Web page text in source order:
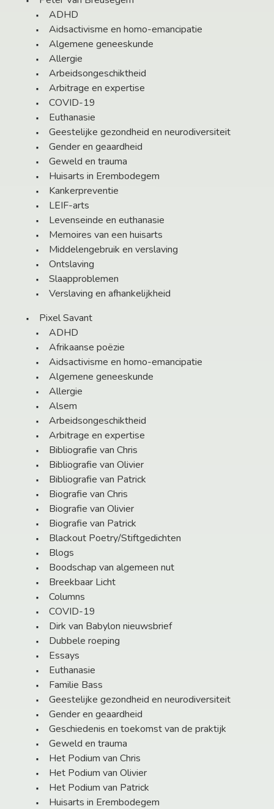
ADHD
Aidsactivisme en homo-emancipatie
Algemene geneeskunde
Allergie
Arbeidsongeschiktheid
Arbitrage en expertise
COVID-19
Euthanasie
Geestelijke gezondheid en neurodiversiteit
Gender en geaardheid
Geweld en trauma
Huisarts in Erembodegem
Kankerpreventie
LEIF-arts
Levenseinde en euthanasie
Memoires van een huisarts
Middelengebruik en verslaving
Ontslaving
Slaapproblemen
Verslaving en afhankelijkheid
Pixel Savant
ADHD
Afrikaanse poëzie
Aidsactivisme en homo-emancipatie
Algemene geneeskunde
Allergie
Alsem
Arbeidsongeschiktheid
Arbitrage en expertise
Bibliografie van Chris
Bibliografie van Olivier
Bibliografie van Patrick
Biografie van Chris
Biografie van Olivier
Biografie van Patrick
Blackout Poetry/Stiftgedichten
Blogs
Boodschap van algemeen nut
Breekbaar Licht
Columns
COVID-19
Dirk van Babylon nieuwsbrief
Dubbele roeping
Essays
Euthanasie
Familie Bass
Geestelijke gezondheid en neurodiversiteit
Gender en geaardheid
Geschiedenis en toekomst van de praktijk
Geweld en trauma
Het Podium van Chris
Het Podium van Olivier
Het Podium van Patrick
Huisarts in Erembodegem